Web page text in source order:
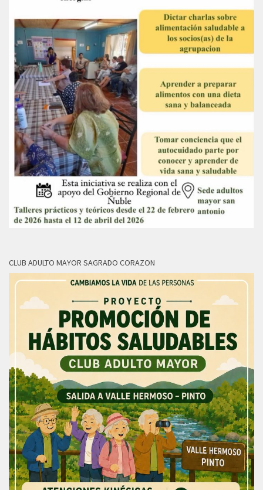
CLUB ADULTO MAYOR SAGRADO CORAZON